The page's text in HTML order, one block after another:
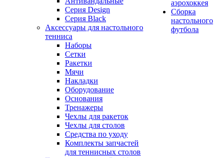
Серия Design
Серия Black
Аксессуары для настольного
тенниса
Наборы
Сетки
Ракетки
Мячи
Накладки
Оборудование
Основания
Тренажеры
Чехлы для ракеток
Чехлы для столов
Средства по уходу
Комплекты запчастей
для теннисных столов
аэрохоккея
Сборка
настольного
футбола